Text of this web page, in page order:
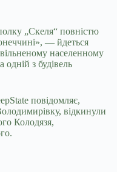
„Скеля“ повністю
— йдеться
населенному
з будівель
повідомляє,
відкинули
Колодязя,